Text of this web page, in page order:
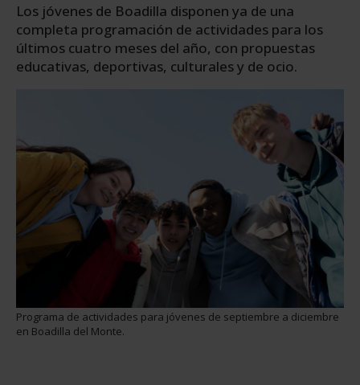
Los jóvenes de Boadilla disponen ya de una
completa programación de actividades para los
últimos cuatro meses del año, con propuestas
educativas, deportivas, culturales y de ocio.
Programa de actividades para jóvenes de septiembre a diciembre
en Boadilla del Monte.